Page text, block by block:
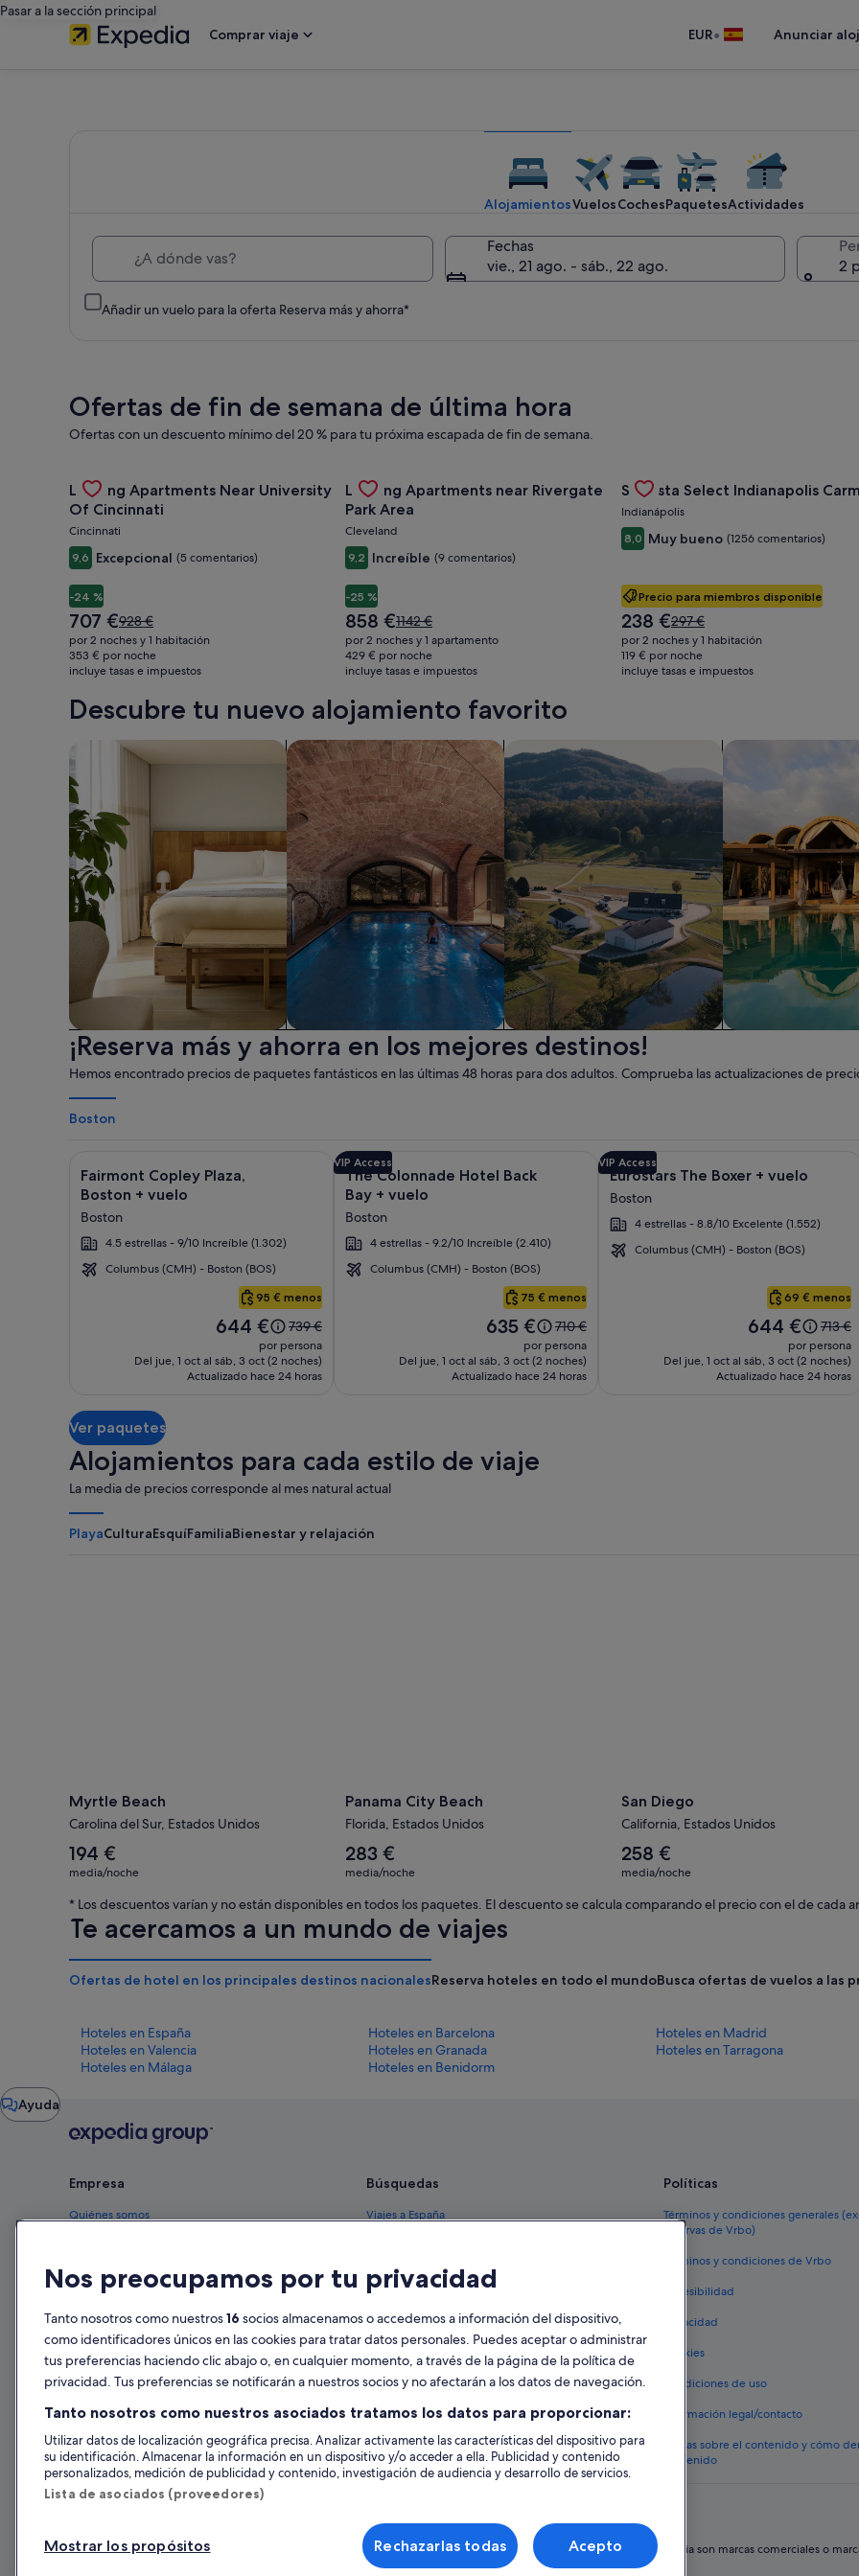
Pasar a la sección principal
Comprar viaje
EUR• Anunciar
vuelos
baratos,
de
alquiler,
actividades
y
paquetes
AlojamientosVuelosCochesPaquetesActividades
Fechas
vie., 21 ago. - sáb., 22 ago.
2
Añadir un vuelo para la oferta Reserva más y ahorra*
Ofertas de fin de semana de última hora
Ofertas con un descuento mínimo del 20 % para tu próxima escapada de fin de semana.
Gallery
Carousel
Landing Apartments Near University
Of Cincinnati
Cincinnati
9,6 Excepcional (5 comentarios)
-24 %
El
precio
actual
es
707 €
707 €El
precio
era
de
consulta
más
información
sobre
928 €
por 2 noches y 1 habitación
353 € por noche
incluye tasas e impuestos
Gallery
Carousel
Landing Apartments near Rivergate
Park Area
Cleveland
9,2 Increíble (9 comentarios)
-25 %
El
precio
actual
es
858 €
858 €El
precio
era
de
consulta
más
información
sobre
la
tarifa
estándar.
1142 €
por 2 noches y 1 apartamento
429 € por noche
incluye tasas e impuestos
Gallery
Carousel
Sonesta Select Indianapolis
Indianápolis
8,0 Muy bueno (1256 comentarios)
Precio para miembros disponible
El
precio
actual
es
238 €El
precio
era
de
información
tarifa
estándar.
297 €
por 2 noches y 1 habitación
119 € por noche
incluye tasas e impuestos
Descubre tu nuevo alojamiento favorito
Apartotel
Buscar apartoteles
Spa
Buscar alojamientos con spa en las instalaciones
Granja
Buscar granja Buscar complejos
¡Reserva más y ahorra en los mejores destinos!
Hemos encontrado precios de paquetes fantásticos en las últimas 48 horas para dos adultos. Comprueba las actualizaciones de
Boston
Boston
de
imágenes
de
Fairmont
Copley
Fairmont Copley Plaza,
Boston + vuelo
Boston
4.5 estrellas - 9/10 Increíble (1.302)
Columbus (CMH) - Boston (BOS)
95 € menos
El
es
de
644 €
El
precio
era
de
sobre
tarifa
739 €
por persona
Del jue, 1 oct al sáb, 3 oct (2 noches)
Actualizado hace 24 horas
Haz clic para obtener más información sobre Fairmont Copley Plaza, Boston + vuelo y otros paquetes
Galería
de
imágenes
de
The
Colonnade
VIP Access
The Colonnade Hotel Back
Bay + vuelo
Boston
4 estrellas - 9.2/10 Increíble (2.410)
Columbus (CMH) - Boston (BOS)
75 € menos
El
es
de
635 €
El
precio
era
de
710 €
por persona
Del jue, 1 oct al sáb, 3 oct (2 noches)
Actualizado hace 24 horas
Haz clic para obtener más información sobre The Colonnade Hotel Back
Galería
de
imágenes
de
Eurostars
VIP Access
Eurostars The Boxer + vuelo
Boston
4 estrellas - 8.8/10 Excelente (1.552)
Columbus (CMH) - Boston (BOS)
69 € menos
El
es
de
644 €
El
precio
era
de
713 €
por persona
Del jue, 1 oct al sáb, 3 oct (2 noches)
Actualizado hace 24 horas
Haz clic para obtener más
Ver paquetes
Alojamientos para cada estilo de viaje
La media de precios corresponde al mes natural actual
PlayaCulturaEsquíFamiliaBienestar y relajación
Myrtle Beach
Carolina del Sur, Estados Unidos
El
precio
por
noche
es
194 €
media/noche
Panama City Beach
Florida, Estados Unidos
El
precio
por
noche
es
283 €
media/noche
San Diego
California, Estados Unidos
El
precio
por
258 €
media/noche
* Los descuentos varían y no están disponibles en todos los paquetes. El descuento se calcula comparando el precio con el de cada
Te acercamos a un mundo de viajes
Ofertas de hotel en los principales destinos nacionalesReserva hoteles en todo el mundoBusca ofertas de vuelos a las
Hoteles en España Hoteles en Barcelona Hoteles en Madrid
Hoteles en Valencia
Hoteles en Granada Hoteles en Tarragona
Hoteles en Málaga
Hoteles en Benidorm
Ayuda
Ventana
del
Empresa
Quiénes somos
Anuncia tu alojamiento
Prensa
Búsquedas
Viajes a España
Alquileres vacacionales España
Vuelos baratos en España
Alquiler de coches en España
Políticas
Términos y condiciones generales
reservas de Vrbo)
Términos y condiciones de Vrbo
Accesibilidad
Privacidad
Cookies
Condiciones de uso
Información legal/contacto
Pautas sobre el contenido y cómo
contenido
© 2026 Expedia, Inc., una empresa de Expedia Group. Todos los derechos reservados. Expedia y el logotipo de Expedia son marcas comerciales o
Nos preocupamos por tu privacidad
Tanto nosotros como nuestros16 socios almacenamos o accedemos a información del dispositivo,
como identificadores únicos en las cookies para tratar datos personales. Puedes aceptar o administrar
tus preferencias haciendo clic abajo o, en cualquier momento, a través de la página de la política de
privacidad. Tus preferencias se notificarán a nuestros socios y no afectarán a los datos de navegación.
Tanto nosotros como nuestros asociados tratamos los datos para proporcionar:
Utilizar datos de localización geográfica precisa. Analizar activamente las características del dispositivo para
su identificación. Almacenar la información en un dispositivo y/o acceder a ella. Publicidad y contenido
personalizados, medición de publicidad y contenido, investigación de audiencia y desarrollo de servicios.
Lista de asociados (proveedores)
Mostrar los propósitos Rechazarlas todas Acepto